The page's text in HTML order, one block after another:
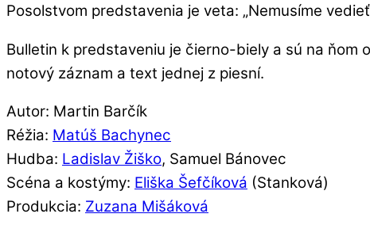
Posolstvom predstavenia je veta: „Nemusíme
Bulletin k predstaveniu je čierno-biely a sú na
notový záznam a text jednej z piesní.
Autor: Martin Barčík
Réžia: Matúš Bachynec
Hudba: Ladislav Žiško, Samuel Bánovec
Scéna a kostýmy: Eliška Šefčíková (Stanková)
Produkcia: Zuzana Mišáková